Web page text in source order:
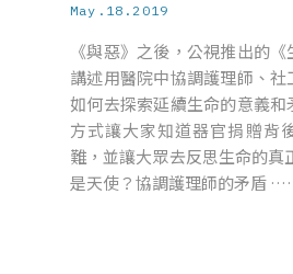
May.18.2019
《與惡》之後，公視推出的
講述用醫院中協調護理師、社
如何去探索延續生命的意義
方式讓大家知道器官捐贈背
難，並讓大眾去反思生命的真
是天使？協調護理師的矛盾